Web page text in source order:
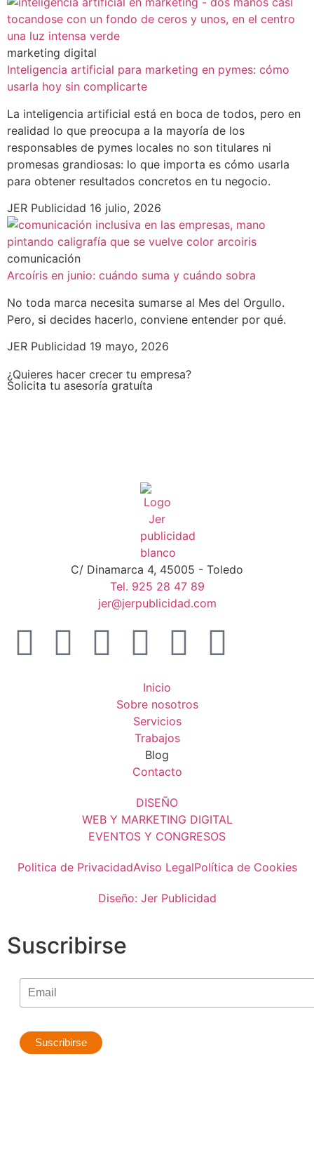
marketing digital
Inteligencia artificial para marketing en pymes: cómo
usarla hoy sin complicarte
La inteligencia artificial está en boca de todos, pero en
realidad lo que preocupa a la mayoría de los
responsables de pymes locales no son titulares ni
promesas grandiosas: lo que importa es cómo usarla
para obtener resultados concretos en tu negocio.
JER Publicidad 16 julio, 2026
comunicación
Arcoíris en junio: cuándo suma y cuándo sobra
No toda marca necesita sumarse al Mes del Orgullo.
Pero, si decides hacerlo, conviene entender por qué.
JER Publicidad 19 mayo, 2026
¿Quieres hacer crecer tu empresa?
Solicita tu asesoría gratuíta
C/ Dinamarca 4, 45005 - Toledo
Tel. 925 28 47 89
jer@jerpublicidad.com
Inicio
Sobre nosotros
Servicios
Trabajos
Blog
Contacto
DISEÑO
WEB Y MARKETING DIGITAL
EVENTOS Y CONGRESOS
Politica de PrivacidadAviso LegalPolítica de Cookies
Diseño: Jer Publicidad
Suscribirse